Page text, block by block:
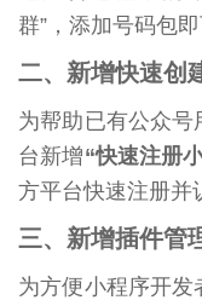
群”，添加号码包即
二、新增快速创
为帮助已有公众
台新增“快速注册
方平台快速注册并
三、新增插件管
为方便小程序开发